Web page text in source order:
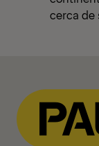
cerca de